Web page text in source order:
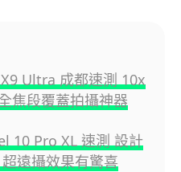
X9 Ultra 成都速測 10x
焦段覆蓋拍攝神器
10 Pro XL 速測 設計
遠攝效果有驚喜